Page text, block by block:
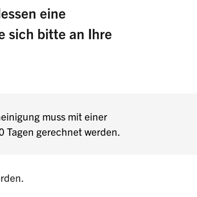
eine
sich bitte an Ihre
muss mit einer
Tagen gerechnet werden.